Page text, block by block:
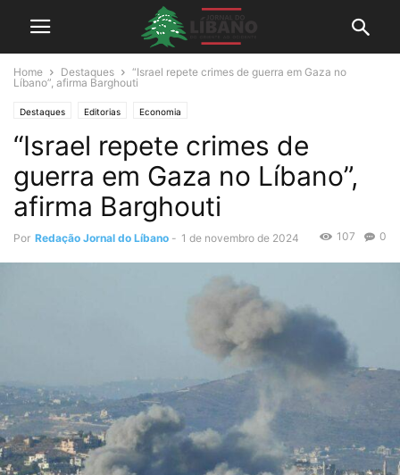
Home Destaques
“Israel repete crimes de guerra em Gaza no
Líbano”, afirma Barghouti
Destaques Editorias Economia
“Israel repete crimes de
guerra em Gaza no Líbano”,
afirma Barghouti
Por Redação Jornal do Líbano - 1 de novembro de 2024 0
107